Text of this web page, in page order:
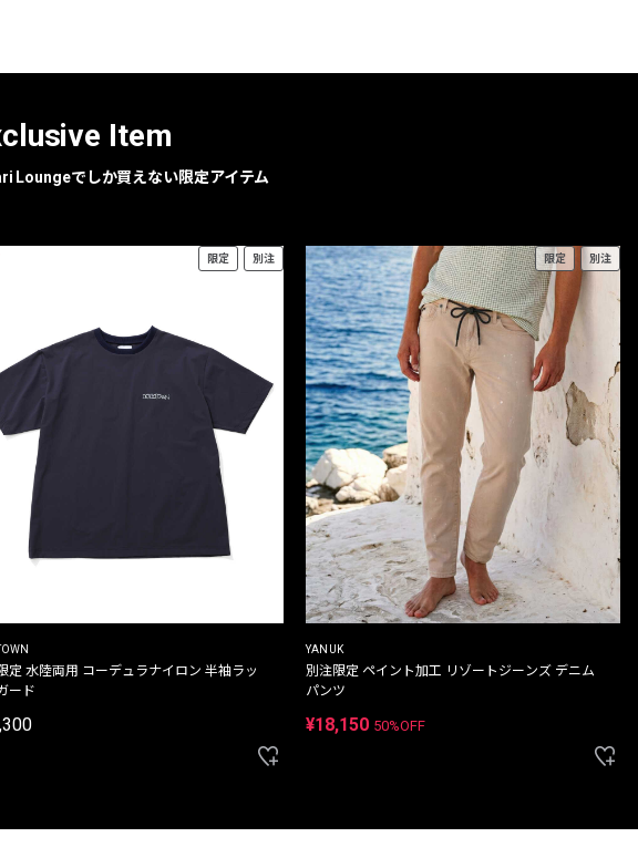
Item
Loungeでしか買えない限定アイテム
限定 別注
定 水陸両用 コーデュラナイロン 半袖ラッ
ード
限定 別注
YANUK
別注限定 ペイント加工 リゾートジーンズ デニム
パンツ
¥18,150 50%OFF